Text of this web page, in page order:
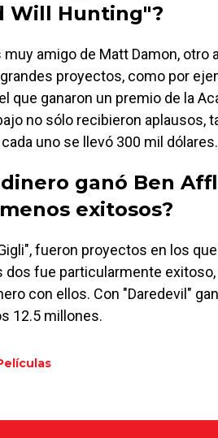
Will Hunting"?
muy amigo de Matt Damon, otro
proyectos, como por
que ganaron un premio de la
no sólo recibieron aplausos,
uno se llevó 300 mil dólares.
ganó Ben
exitosos?
fueron proyectos en los
dos fue particularmente
con ellos. Con "Daredevil"
12.5 millones.